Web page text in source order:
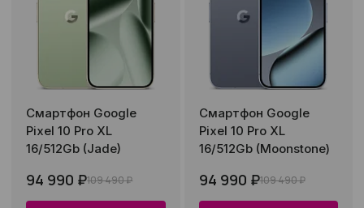
Смартфон Google
Pixel 10 Pro XL
16/512Gb (Jade)
94 990 ₽109 490 ₽
Смартфон Google
Pixel 10 Pro XL
16/512Gb (Moonstone)
94 990 ₽109 490 ₽